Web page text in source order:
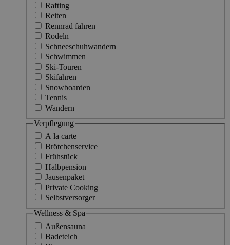
Rafting
Reiten
Rennrad fahren
Rodeln
Schneeschuhwandern
Schwimmen
Ski-Touren
Skifahren
Snowboarden
Tennis
Wandern
Verpflegung
A la carte
Brötchenservice
Frühstück
Halbpension
Jausenpaket
Private Cooking
Selbstversorger
Wellness & Spa
Außensauna
Badeteich